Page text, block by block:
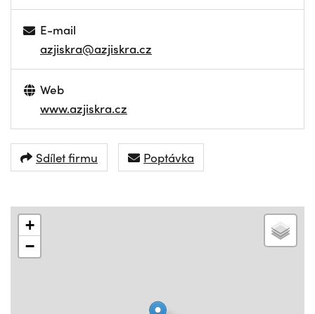
E-mail
azjiskra@azjiskra.cz
Web
www.azjiskra.cz
Sdílet firmu Poptávka
+
−